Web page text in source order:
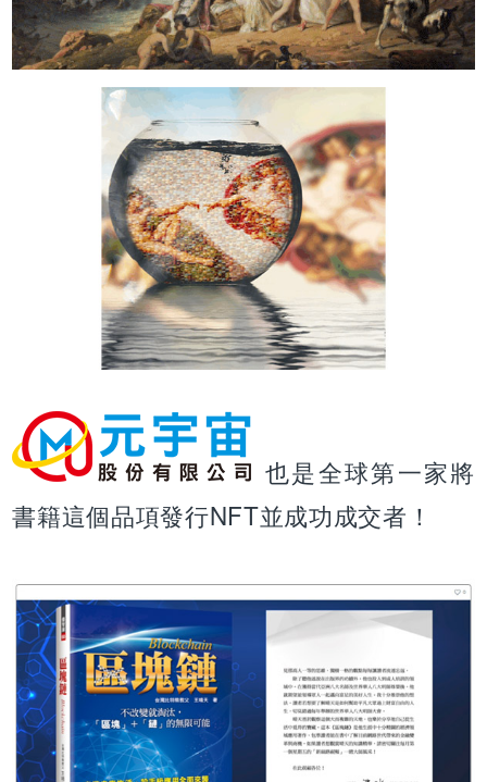
也是全球第一家將
書籍這個品項發行NFT並成功成交者！